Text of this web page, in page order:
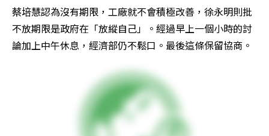
蔡培慧認為沒有期限，工廠就不會積極改善，徐永明則批
不放期限是政府在「放縱自己」。經過早上一個小時的討
論加上中午休息，經濟部仍不鬆口。最後這條保留協商。